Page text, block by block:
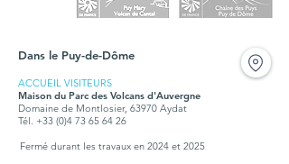
Dans le Puy-de-Dôme
ACCUEIL VISITEURS
Maison du Parc des Volcans d'Auvergne
Domaine de Montlosier, 63970 Aydat
Tél. +33 (0)4 73 65 64 26
Fermé durant les travaux en 2024 et 2025